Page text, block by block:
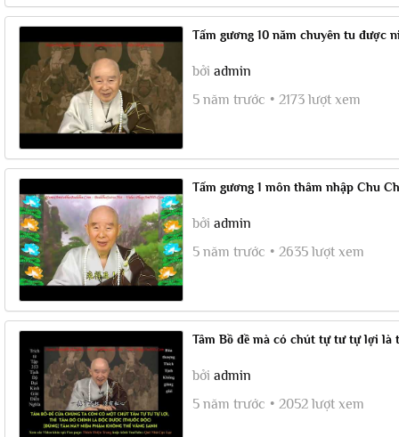
Tấm gương 10 năm chuyên tu được
bởi admin
5 năm trước
2173 lượt xem
Tấm gương 1 môn thâm nhập Chu
bởi admin
5 năm trước
2635 lượt xem
Tâm Bồ đề mà có chút tự tư tự lợi là
bởi admin
5 năm trước
2052 lượt xem